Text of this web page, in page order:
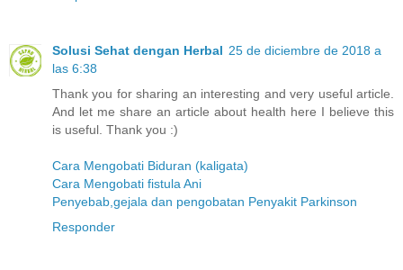
Solusi Sehat dengan Herbal 25 de diciembre de 2018 a
las 6:38
Thank you for sharing an interesting and very useful article.
And let me share an article about health here I believe this
is useful. Thank you :)
Cara Mengobati Biduran (kaligata)
Cara Mengobati fistula Ani
Penyebab,gejala dan pengobatan Penyakit Parkinson
Responder